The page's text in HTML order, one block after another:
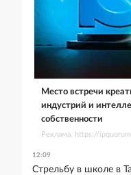
Место встречи
индустрий и
собственности
Реклама. https://
12:09
Стрельбу в школе в